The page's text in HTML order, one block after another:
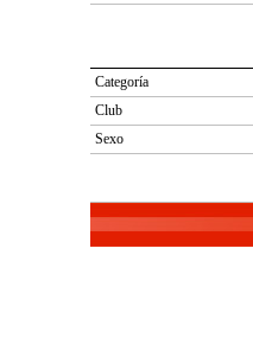
Categoría
Club
Sexo